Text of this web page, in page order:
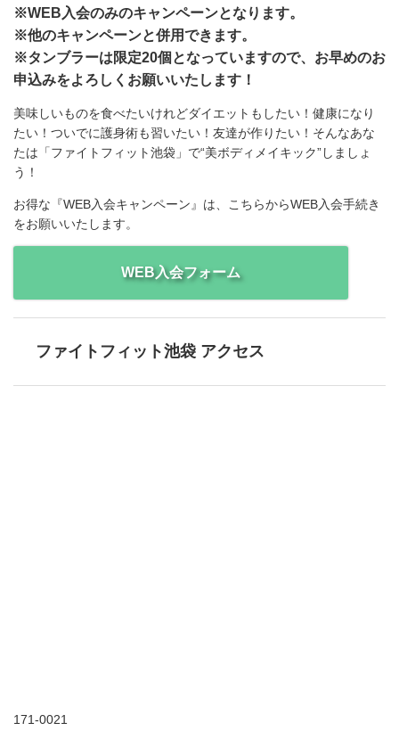
※WEB入会のみのキャンペーンとなります。
※他のキャンペーンと併用できます。
※タンブラーは限定20個となっていますので、お早めのお
申込みをよろしくお願いいたします！
美味しいものを食べたいけれどダイエットもしたい！健康になり
たい！ついでに護身術も習いたい！友達が作りたい！そんなあな
たは「ファイトフィット池袋」で“美ボディメイキック”しましょ
う！
お得な『WEB入会キャンペーン』は、こちらからWEB入会手続き
をお願いいたします。
WEB入会フォーム
ファイトフィット池袋 アクセス
171-0021